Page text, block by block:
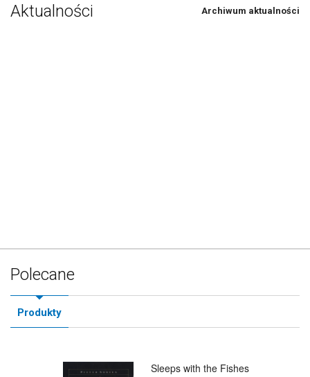
Aktualności Archiwum aktualności
Polecane
Produkty
Sleeps with the Fishes